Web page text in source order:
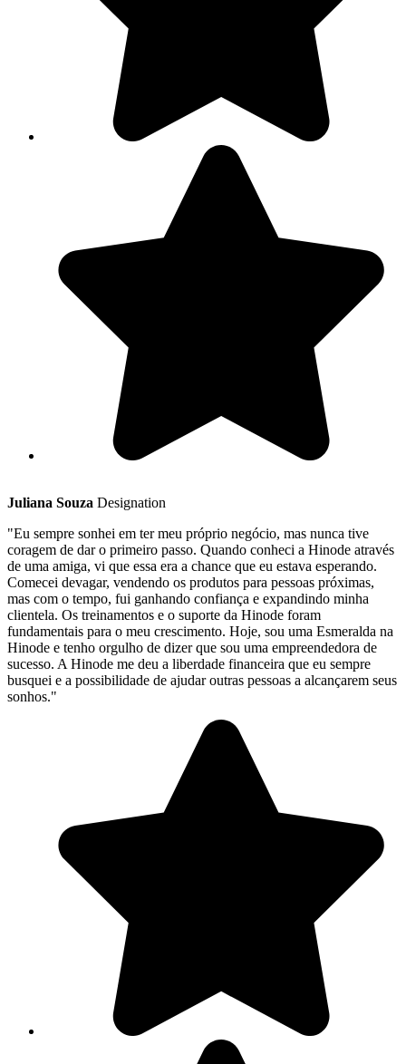
Juliana Souza Designation
"Eu sempre sonhei em ter meu próprio negócio, mas nunca tive
coragem de dar o primeiro passo. Quando conheci a Hinode através
de uma amiga, vi que essa era a chance que eu estava esperando.
Comecei devagar, vendendo os produtos para pessoas próximas,
mas com o tempo, fui ganhando confiança e expandindo minha
clientela. Os treinamentos e o suporte da Hinode foram
fundamentais para o meu crescimento. Hoje, sou uma Esmeralda na
Hinode e tenho orgulho de dizer que sou uma empreendedora de
sucesso. A Hinode me deu a liberdade financeira que eu sempre
busquei e a possibilidade de ajudar outras pessoas a alcançarem seus
sonhos."